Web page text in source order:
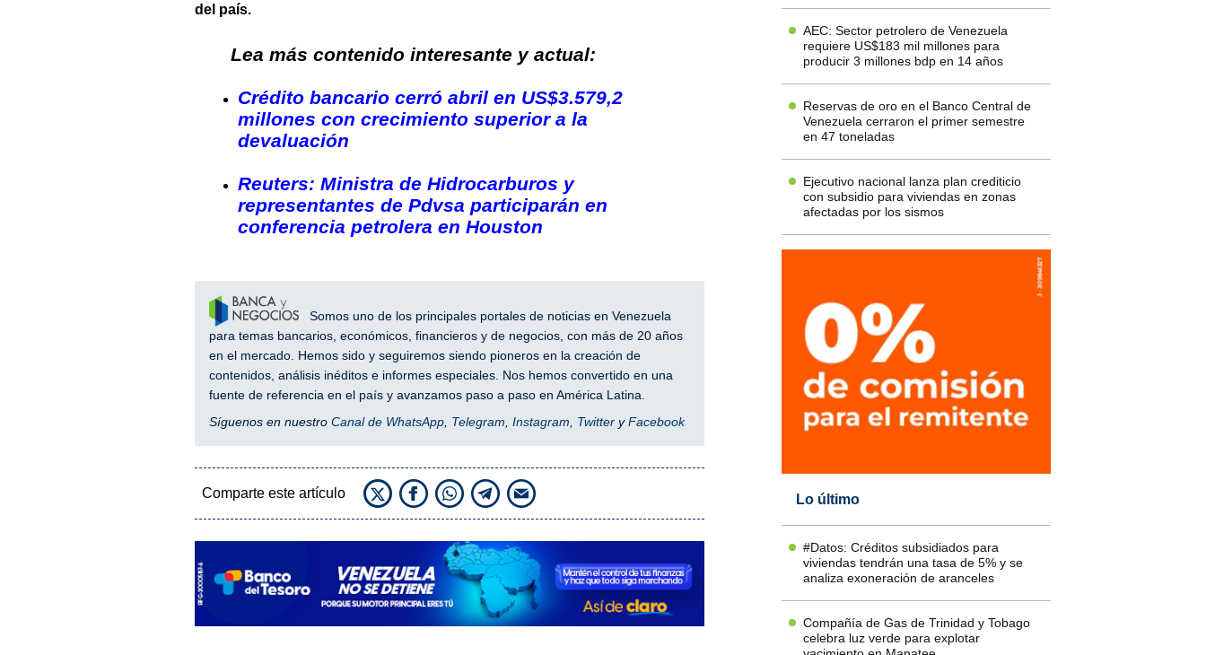
del país.
Lea más contenido interesante y actual:
Crédito bancario cerró abril en US$3.579,2
millones con crecimiento superior a la
devaluación
Reuters: Ministra de Hidrocarburos y
representantes de Pdvsa participarán en
conferencia petrolera en Houston
Somos uno de los principales portales de noticias en Venezuela
para temas bancarios, económicos, financieros y de negocios, con más de 20 años
en el mercado. Hemos sido y seguiremos siendo pioneros en la creación de
contenidos, análisis inéditos e informes especiales. Nos hemos convertido en una
fuente de referencia en el país y avanzamos paso a paso en América Latina.
Síguenos en nuestro Canal de WhatsApp, Telegram Instagram TwitteryFacebook
Comparte este artículo
AEC: Sector petrolero de Venezuela
requiere US$183 mil millones para
producir 3 millones bdp en 14 años
Reservas de oro en el Banco Central de
Venezuela cerraron el primer semestre
en 47 toneladas
Ejecutivo nacional lanza plan crediticio
con subsidio para viviendas en zonas
afectadas por los sismos
Lo último
#Datos: Créditos subsidiados para
viviendas tendrán una tasa de 5% y se
analiza exoneración de aranceles
Compañía de Gas de Trinidad y Tobago
celebra luz verde para explotar